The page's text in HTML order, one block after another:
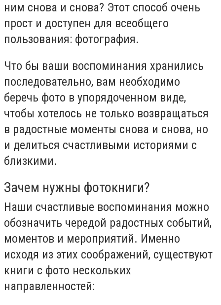
ним снова и снова? Этот способ очень
прост и доступен для всеобщего
пользования: фотография.
Что бы ваши воспоминания хранились
последовательно, вам необходимо
беречь фото в упорядоченном виде,
чтобы хотелось не только возвращаться
в радостные моменты снова и снова, но
и делиться счастливыми историями с
близкими.
Зачем нужны фотокниги?
Наши счастливые воспоминания можно
обозначить чередой радостных событий,
моментов и мероприятий. Именно
исходя из этих соображений, существуют
книги с фото нескольких
направленностей: